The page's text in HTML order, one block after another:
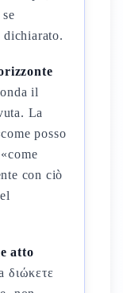
il
La
posso
con ciò
atto
διώκετε